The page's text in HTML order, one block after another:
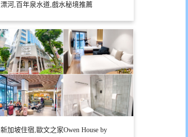
漂河,百年泉水道,戲水秘境推薦
新加坡住宿,歐文之家Owen House by